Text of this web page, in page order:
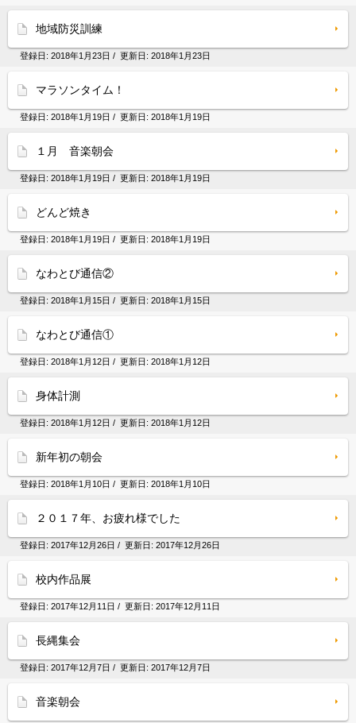
地域防災訓練
登録日: 2018年1月23日 / 更新日: 2018年1月23日
マラソンタイム！
登録日: 2018年1月19日 / 更新日: 2018年1月19日
１月 音楽朝会
登録日: 2018年1月19日 / 更新日: 2018年1月19日
どんど焼き
登録日: 2018年1月19日 / 更新日: 2018年1月19日
なわとび通信②
登録日: 2018年1月15日 / 更新日: 2018年1月15日
なわとび通信①
登録日: 2018年1月12日 / 更新日: 2018年1月12日
身体計測
登録日: 2018年1月12日 / 更新日: 2018年1月12日
新年初の朝会
登録日: 2018年1月10日 / 更新日: 2018年1月10日
２０１７年、お疲れ様でした
登録日: 2017年12月26日 / 更新日: 2017年12月26日
校内作品展
登録日: 2017年12月11日 / 更新日: 2017年12月11日
長縄集会
登録日: 2017年12月7日 / 更新日: 2017年12月7日
音楽朝会